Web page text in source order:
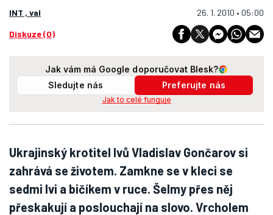
INT , val 26. 1. 2010 • 05:00
Diskuze (0)
Jak vám má Google doporučovat Blesk?
Sledujte nás
Preferujte nás
Jak to celé funguje
Ukrajinský krotitel lvů Vladislav Gončarov si
zahrává se životem. Zamkne se v kleci se
sedmi lvi a bičíkem v ruce. Šelmy přes něj
přeskakují a poslouchají na slovo. Vrcholem